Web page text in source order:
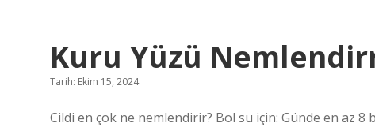
Kuru Yüzü
Tarih: Ekim 15, 2024
Cildi en çok ne nemlendirir? Bol su için: Günde en az 8